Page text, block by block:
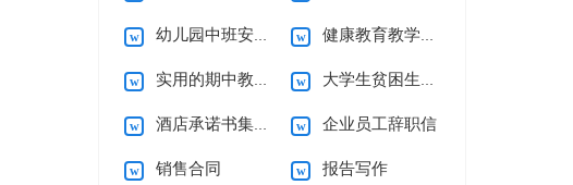
幼儿园中班安全工作计划 健康教育教学计划
实用的期中教学总结3篇 大学生贫困生助学金申请书
酒店承诺书集锦六篇 企业员工辞职信
销售合同 报告写作